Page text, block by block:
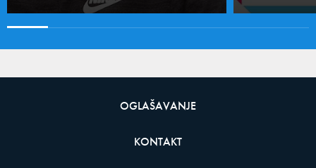
OGLAŠAVANJE
KONTAKT